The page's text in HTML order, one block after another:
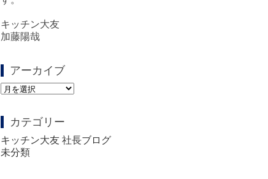
キッチン大友
加藤陽哉
アーカイブ
ア
ブ
カテゴリー
キッチン大友 社長ブログ
未分類